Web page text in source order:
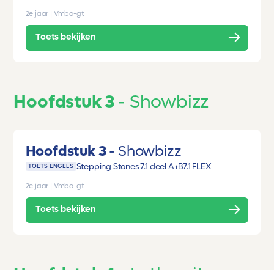
2e jaar Vmbo-gt
Toets bekijken
Hoofdstuk 3 Showbizz
Hoofdstuk 3 Showbizz
TOETS ENGELS Stepping Stones 7.1 deel A+B7.1 FLEX
2e jaar Vmbo-gt
Toets bekijken